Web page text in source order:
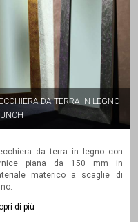
DA TERRA IN LEGNO
da terra in legno con
piana da 150 mm in
materico a scaglie di
di più